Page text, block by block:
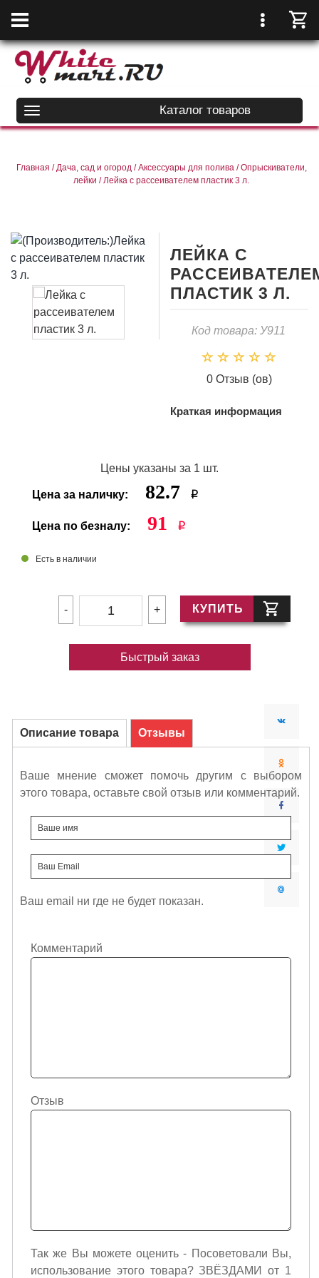
Каталог товаров
Главная / Дача, сад и огород / Аксессуары для полива / Опрыскиватели,
лейки /Лейка с рассеивателем пластик 3 л.
ЛЕЙКА С
ПЛАСТИК 3 Л.
Код товара: У911
0 Отзыв (ов)
Краткая информация
Цены указаны за 1 шт.
Цена за наличку: 82.7 i
Цена по безналу: 91 i
Есть в наличии
КУПИТЬ
Быстрый заказ
Описание товара Отзывы
Ваше мнение сможет помочь другим с выбором
этого товара, оставьте свой отзыв или комментарий.
Ваш email ни где не будет показан.
Комментарий
Отзыв
Так же Вы можете оценить - Посоветовали Вы,
использование этого товара? ЗВЁЗДАМИ от 1